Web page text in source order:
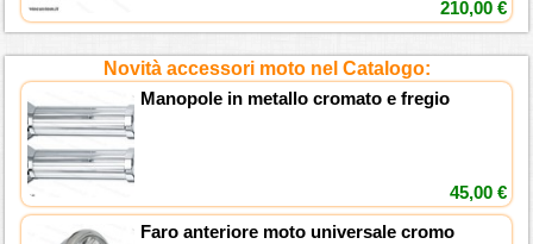
210,00 €
Novità accessori moto nel Catalogo:
Manopole in metallo cromato e fregio
45,00 €
Faro anteriore moto universale cromo